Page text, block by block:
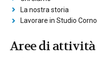
La nostra storia
Lavorare in Studio Corno
Aree di attività